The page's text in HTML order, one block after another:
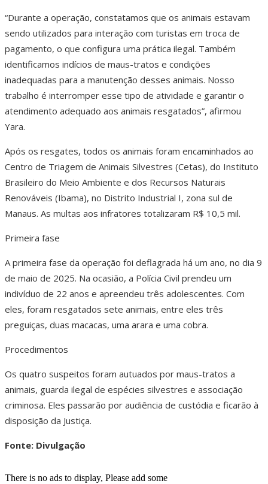
“Durante a operação, constatamos que os animais estavam
sendo utilizados para interação com turistas em troca de
pagamento, o que configura uma prática ilegal. Também
identificamos indícios de maus-tratos e condições
inadequadas para a manutenção desses animais. Nosso
trabalho é interromper esse tipo de atividade e garantir o
atendimento adequado aos animais resgatados”, afirmou
Yara.
Após os resgates, todos os animais foram encaminhados ao
Centro de Triagem de Animais Silvestres (Cetas), do Instituto
Brasileiro do Meio Ambiente e dos Recursos Naturais
Renováveis (Ibama), no Distrito Industrial I, zona sul de
Manaus. As multas aos infratores totalizaram R$ 10,5 mil.
Primeira fase
A primeira fase da operação foi deflagrada há um ano, no dia 9
de maio de 2025. Na ocasião, a Polícia Civil prendeu um
indivíduo de 22 anos e apreendeu três adolescentes. Com
eles, foram resgatados sete animais, entre eles três
preguiças, duas macacas, uma arara e uma cobra.
Procedimentos
Os quatro suspeitos foram autuados por maus-tratos a
animais, guarda ilegal de espécies silvestres e associação
criminosa. Eles passarão por audiência de custódia e ficarão à
disposição da Justiça.
Fonte: Divulgação
There is no ads to display, Please add some